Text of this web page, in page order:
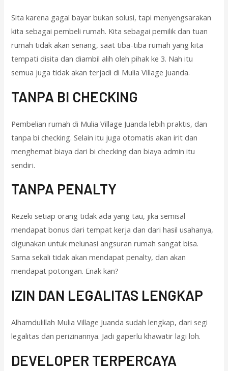
Sita karena gagal bayar bukan solusi, tapi menyengsarakan
kita sebagai pembeli rumah. Kita sebagai pemilik dan tuan
rumah tidak akan senang, saat tiba-tiba rumah yang kita
tempati disita dan diambil alih oleh pihak ke 3. Nah itu
semua juga tidak akan terjadi di Mulia Village Juanda.
TANPA BI CHECKING
Pembelian rumah di Mulia Village Juanda lebih praktis, dan
tanpa bi checking. Selain itu juga otomatis akan irit dan
menghemat biaya dari bi checking dan biaya admin itu
sendiri.
TANPA PENALTY
Rezeki setiap orang tidak ada yang tau, jika semisal
mendapat bonus dari tempat kerja dan dari hasil usahanya,
digunakan untuk melunasi angsuran rumah sangat bisa.
Sama sekali tidak akan mendapat penalty, dan akan
mendapat potongan. Enak kan?
IZIN DAN LEGALITAS LENGKAP
Alhamdulillah Mulia Village Juanda sudah lengkap, dari segi
legalitas dan perizinannya. Jadi gaperlu khawatir lagi loh.
DEVELOPER TERPERCAYA